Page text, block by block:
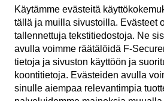
FI
Käytämme evästeitä
tällä ja muilla sivustoilla. Evästeet
tallennettuja teksti­tiedostoja. Ne
avulla voimme räätälöidä
tietoja ja sivuston käyttöön ja
koonti­tietoja. Evästeiden avulla
sinulle aiempaa relevantimpia